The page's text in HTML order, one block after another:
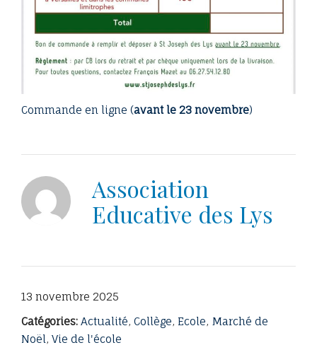
Commande en ligne (avant le 23 novembre)
Association
Educative des Lys
13 novembre 2025
Catégories: Actualité, Collège, Ecole, Marché de
Noël, Vie de l'école